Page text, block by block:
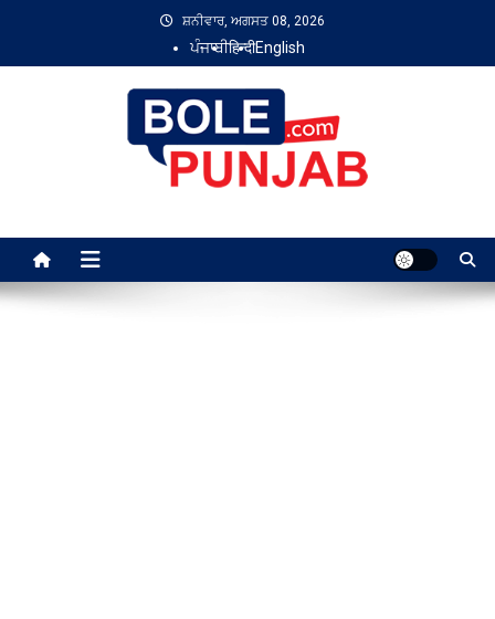
content
ਸ਼ਨੀਵਾਰ, ਅਗਸਤ 08, 2026
ਪੰਜਾਬੀहिन्दीEnglish